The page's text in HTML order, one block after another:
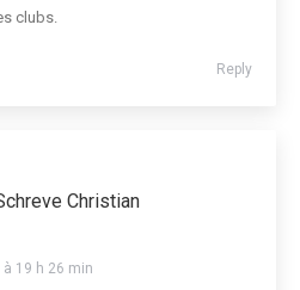
clubs.
Reply
Christian
19 h 26 min